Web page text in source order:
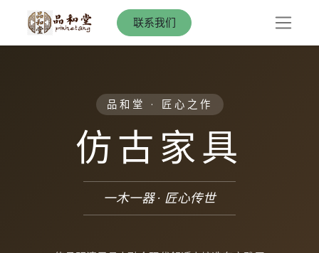
联系我们
品和堂 · 匠心之作
仿古家具
一木一器 · 匠心传世